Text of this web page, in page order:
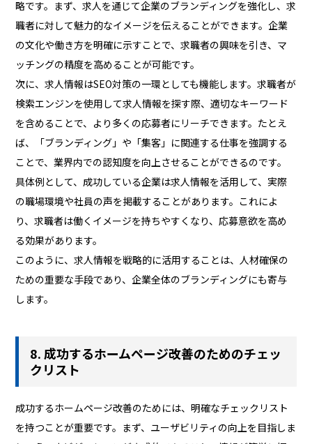
略です。まず、求人を通じて企業のブランディングを強化し、求
職者に対して魅力的なイメージを伝えることができます。企業
の文化や働き方を明確に示すことで、求職者の興味を引き、マ
ッチングの精度を高めることが可能です。
次に、求人情報はSEO対策の一環としても機能します。求職者が
検索エンジンを使用して求人情報を探す際、適切なキーワード
を含めることで、より多くの応募者にリーチできます。たとえ
ば、「ブランディング」や「集客」に関連する仕事を強調する
ことで、業界内での認知度を向上させることができるのです。
具体例として、成功している企業は求人情報を活用して、実際
の職場環境や社員の声を掲載することがあります。これによ
り、求職者は働くイメージを持ちやすくなり、応募意欲を高め
る効果があります。
このように、求人情報を戦略的に活用することは、人材確保の
ための重要な手段であり、企業全体のブランディングにも寄与
します。
8. 成功するホームページ改善のためのチェッ
クリスト
成功するホームページ改善のためには、明確なチェックリスト
を持つことが重要です。まず、ユーザビリティの向上を目指しま